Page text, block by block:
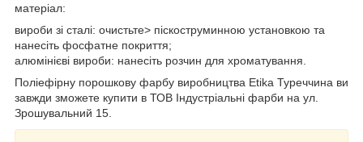
матеріал:
вироби зі сталі: очистьте> піскоструминною установкою та
нанесіть фосфатне покриття;
алюмінієві вироби: нанесіть розчин для хроматування.
Поліефірну порошкову фарбу виробництва Etika Туреччина ви
завжди зможете купити в ТОВ Індустріальні фарби на ул.
Зрошувальний 15.